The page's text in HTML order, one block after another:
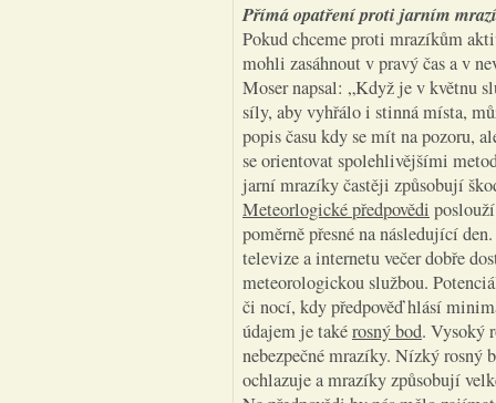
Přímá opatření proti jarním
Pokud chceme proti mrazíkům
mohli zasáhnout v pravý čas a v
Moser napsal: „Když je v květnu
síly, aby vyhřálo i stinná místa,
popis času kdy se mít na pozoru,
se orientovat spolehlivějšími
jarní mrazíky častěji způsobují
Meteorlogické předpovědi
poměrně přesné na následující
televize a internetu večer dobře
meteorologickou službou.
či nocí, kdy předpověď hlásí
údajem je takérosný bod. Vysoký
nebezpečné mrazíky. Nízký rosný
ochlazuje a mrazíky způsobují